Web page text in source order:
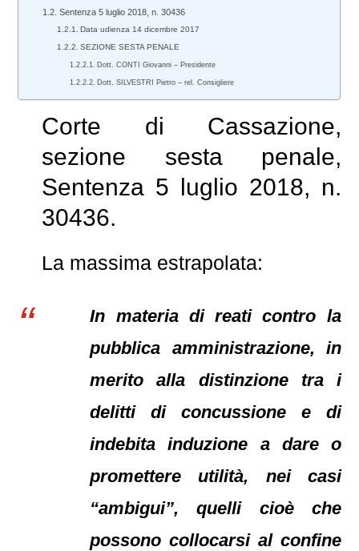
Sentenza 5 luglio 2018, n. 30436
Data udienza 14 dicembre 2017
SEZIONE SESTA PENALE
Dott. CONTI Giovanni – Presidente
Dott. SILVESTRI Pietro – rel. Consigliere
Corte di Cassazione,
sezione sesta penale,
Sentenza 5 luglio 2018, n.
30436.
La massima estrapolata:
In materia di reati contro la
pubblica amministrazione, in
merito alla distinzione tra i
delitti di concussione e di
indebita induzione a dare o
promettere utilità, nei casi
“ambigui”, quelli cioè che
possono collocarsi al confine